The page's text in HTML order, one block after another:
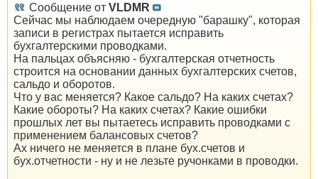
Сообщение от VLDMR
Сейчас мы наблюдаем очередную "барашку", которая
записи в регистрах пытается исправить
бухгалтерскими проводками.
На пальцах объясняю - бухгалтерская отчетность
строится на основании данных бухгалтерских счетов,
сальдо и оборотов.
Что у вас меняется? Какое сальдо? На каких счетах?
Какие обороты? На каких счетах? Какие ошибки
прошлых лет вы пытаетесь исправить проводками с
применением балансовых счетов?
Ах ничего не меняется в плане бух.счетов и
бух.отчетности - ну и не лезьте ручонками в проводки.